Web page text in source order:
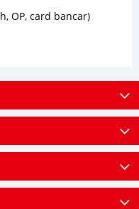
OP, card bancar)